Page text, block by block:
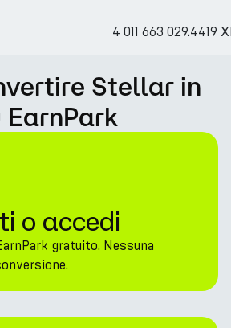
4 011 663 029.4419
Stellar in
o accedi
gratuito. Nessuna